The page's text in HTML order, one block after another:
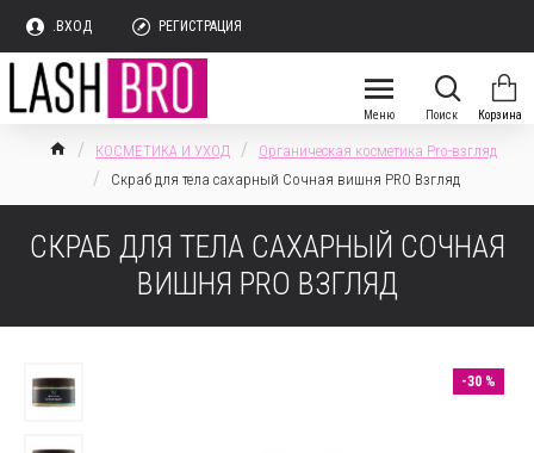
.ВХОД РЕГИСТРАЦИЯ
КОСМЕТИКА И УХОД
Органическая косметика Pro-взгляд
Скраб для тела сахарный Сочная вишня PRO Взгляд
СКРАБ ДЛЯ ТЕЛА САХАРНЫЙ СОЧНАЯ
ВИШНЯ PRO ВЗГЛЯД
-30 %